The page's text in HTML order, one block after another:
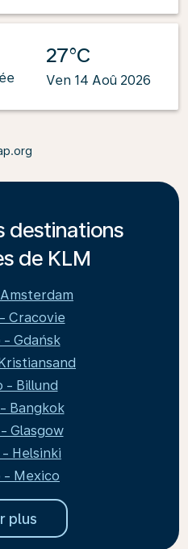
27°C
Ven 14 Aoû 2026
destinations
de KLM
Cracovie
- Gdańsk
- Billund
Bangkok
Glasgow
Helsinki
- Mexico
plus